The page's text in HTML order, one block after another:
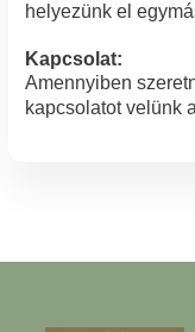
helyezünk el
Kapcsolat:
Amennyiben
kapcsolatot velünk a